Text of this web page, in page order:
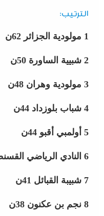
الترتيب:
1 مولودية الجزائر 62ن
2 شبيية الساورة 50ن
3 مولودية وهران 48ن
4 شباب بلوزداد 44ن
5 أولمبي أقبو 44ن
6 النادي الرياضي القسنطيني 42ن
7 شبيبة القبائل 41ن
8 نجم بن عكنون 38ن